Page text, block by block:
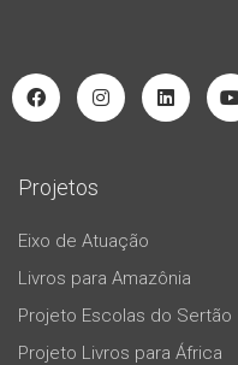
Projetos
Eixo de Atuação
Livros para Amazônia
Projeto Escolas do Sertão
Projeto Livros para África